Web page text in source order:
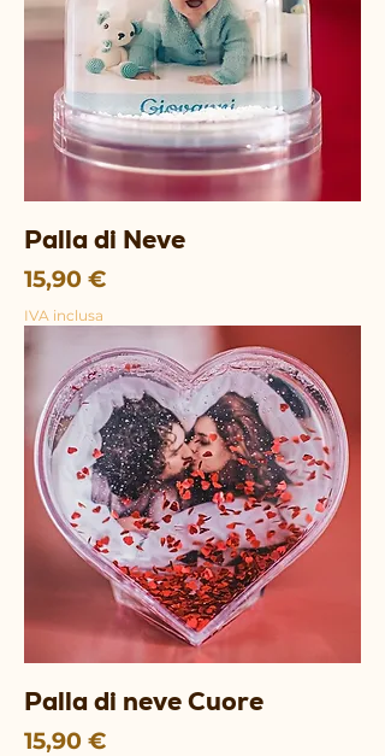
Palla di Neve
Prezzo
15,90 €
IVA inclusa
Palla di neve Cuore
Prezzo
15,90 €